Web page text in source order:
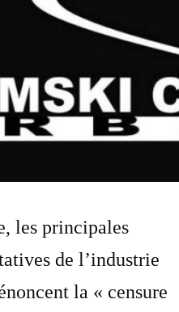
les principales
de l’industrie
la « censure